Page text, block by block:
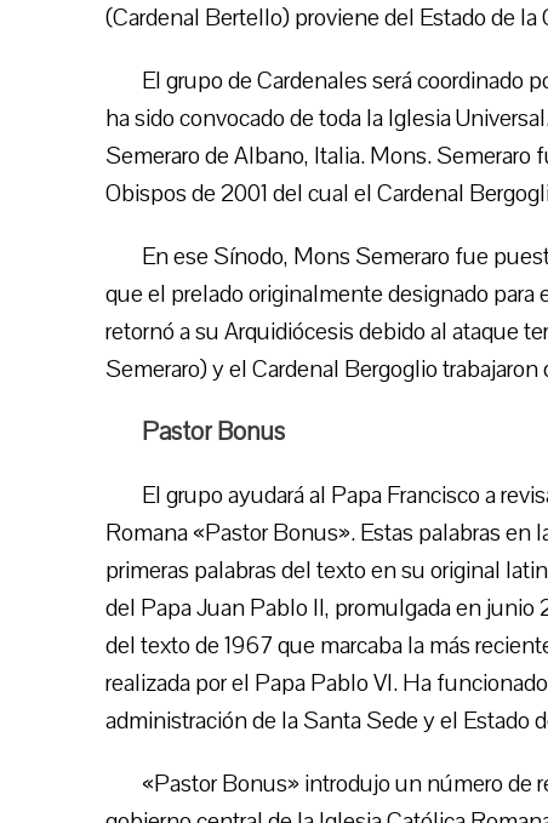
(Cardenal Bertello) proviene del Estado de
El grupo de Cardenales será coordinado
ha sido convocado de toda la Iglesia
Semeraro de Albano, Italia. Mons.
Obispos de 2001 del cual el Cardenal
En ese Sínodo, Mons Semeraro fue
que el prelado originalmente designado para
retornó a su Arquidiócesis debido al ataque
Semeraro) y el Cardenal Bergoglio
Pastor Bonus
El grupo ayudará al Papa Francisco a
Romana «Pastor Bonus». Estas palabras
primeras palabras del texto en su original
del Papa Juan Pablo II, promulgada en
del texto de 1967 que marcaba la más
realizada por el Papa Pablo VI. Ha
administración de la Santa Sede y el Estado
«Pastor Bonus» introdujo un número de